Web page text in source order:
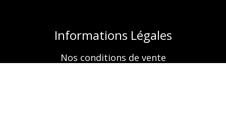
Informations Légales
Nos conditions de vente